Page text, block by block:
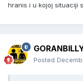
hranis i u kojoj situaciji
Posted